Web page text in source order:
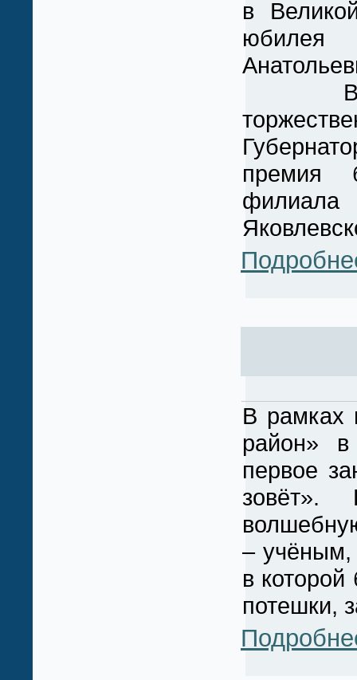
в
юбилея
В
премия
филиала
В рамках
район» в
первое
зовёт».
– учёным,
в
потешки,